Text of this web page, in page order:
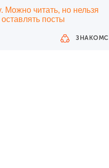
читать, но нельзя
посты